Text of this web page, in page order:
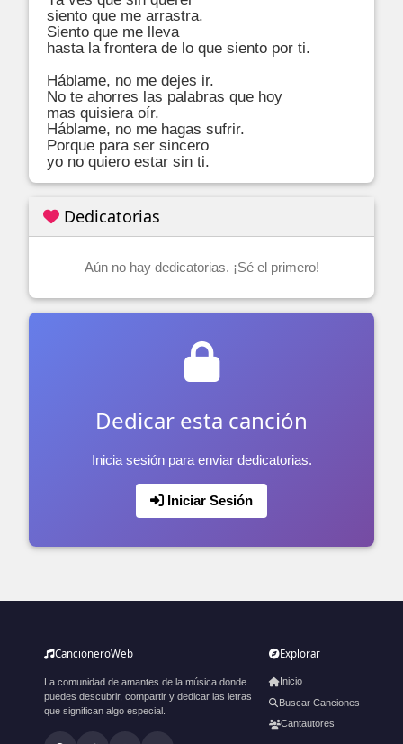
siento que me arrastra.
Siento que me lleva
hasta la frontera de lo que siento por ti.
Háblame, no me dejes ir.
No te ahorres las palabras que hoy
mas quisiera oír.
Háblame, no me hagas sufrir.
Porque para ser sincero
yo no quiero estar sin ti.
Dedicatorias
Aún no hay dedicatorias. ¡Sé el primero!
Dedicar esta canción
Inicia sesión para enviar dedicatorias.
Iniciar Sesión
CancioneroWeb
La comunidad de amantes de la música donde
puedes descubrir, compartir y dedicar las letras
que significan algo especial.
Explorar
Inicio
Buscar Canciones
Cantautores